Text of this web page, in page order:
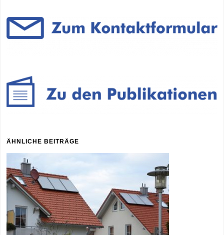
ÄHNLICHE BEITRÄGE